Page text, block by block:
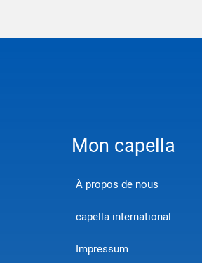
Mon capella
À propos de nous
capella international
Impressum